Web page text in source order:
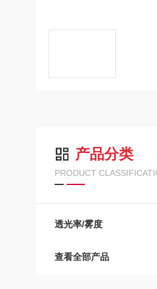
产品分类
PRODUCT
透光率/雾度
查看全部产品